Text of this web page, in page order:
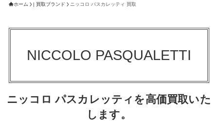
ホーム | 買取ブランド ニッコロ パスカレッティ 買取
NICCOLO PASQUALETTI
ニッコロ パスカレッティを高価買取いた
します。